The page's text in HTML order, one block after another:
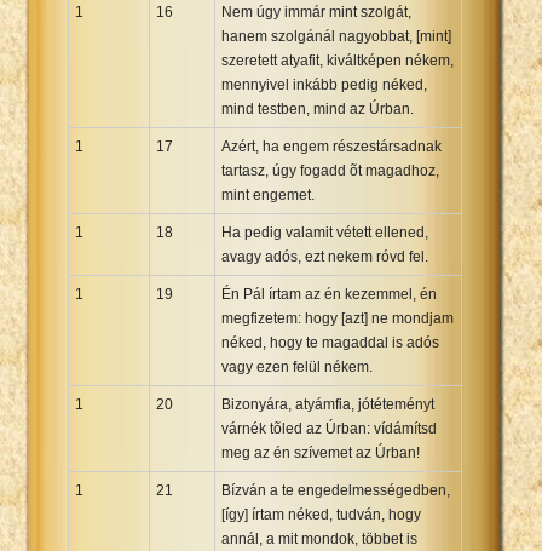
1 16
Nem úgy immár mint szolgát,
hanem szolgánál nagyobbat, [mint]
szeretett atyafit, kiváltképen nékem,
mennyivel inkább pedig néked,
mind testben, mind az Úrban.
1 17
Azért, ha engem részestársadnak
tartasz, úgy fogadd õt magadhoz,
mint engemet.
1 18
Ha pedig valamit vétett ellened,
avagy adós, ezt nekem róvd fel.
1 19
Én Pál írtam az én kezemmel, én
megfizetem: hogy [azt] ne mondjam
néked, hogy te magaddal is adós
vagy ezen felül nékem.
1 20
Bizonyára, atyámfia, jótéteményt
várnék tõled az Úrban: vídámítsd
meg az én szívemet az Úrban!
1 21
Bízván a te engedelmességedben,
[így] írtam néked, tudván, hogy
annál, a mit mondok, többet is